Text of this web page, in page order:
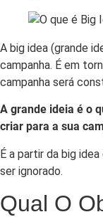
A big idea (grande
campanha. É em
campanha será
A grande ideia é o
criar para a sua
É a partir da big
ser ignorado.
Qual O